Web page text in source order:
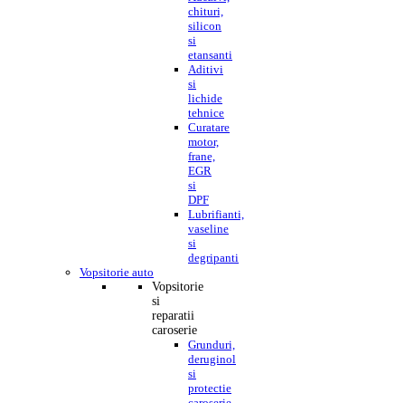
chituri,
silicon
si
etansanti
Aditivi
si
lichide
tehnice
Curatare
motor,
frane,
EGR
si
DPF
Lubrifianti,
vaseline
si
degripanti
Vopsitorie auto
Vopsitorie
si
reparatii
caroserie
Grunduri,
deruginol
si
protectie